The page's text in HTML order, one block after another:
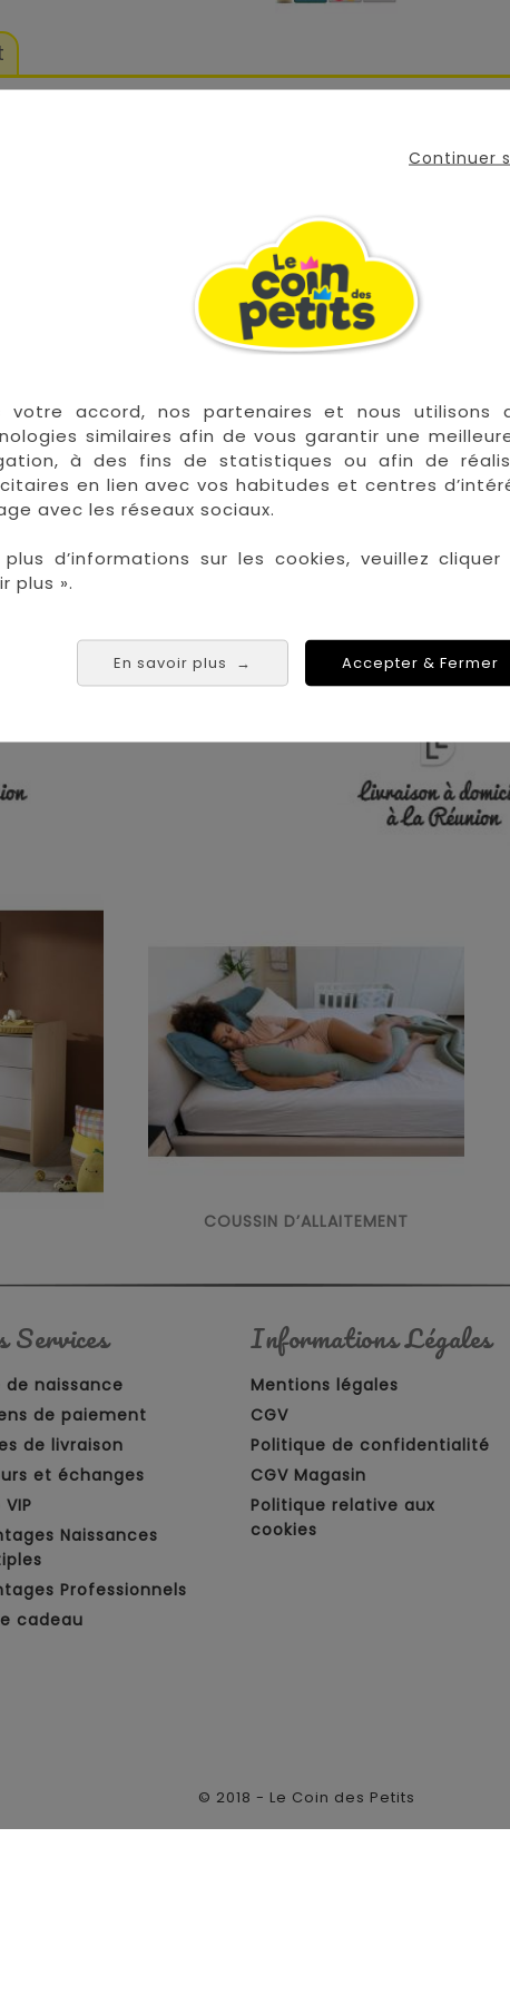
Continuer
votre accord, nos partenaires et nous utilisons
similaires afin de vous garantir une
à des fins de statistiques ou afin de
en lien avec vos habitudes et centres
avec les réseaux sociaux.
plus d’informations sur les cookies, veuillez
plus ».
En savoir plus → Accepter & Fermer
:
pour écouter les mélodies préenregistrées.
avec ses 5 notes de musique.
sonore.
de bébé ! Il va lui permettre de développer sa
les plus grandes marques de
à La Réunion :
• Saint Paul
• Saint Pierre
• Tampon
COUSSIN D’ALLAITEMENT
Services
de naissance
de paiement
de livraison
et échanges
Naissances
Professionnels
cadeau
Informations Légales
Mentions légales
CGV
Politique de confidentialité
CGV Magasin
Politique relative aux
cookies
© 2018 - Le Coin des Petits